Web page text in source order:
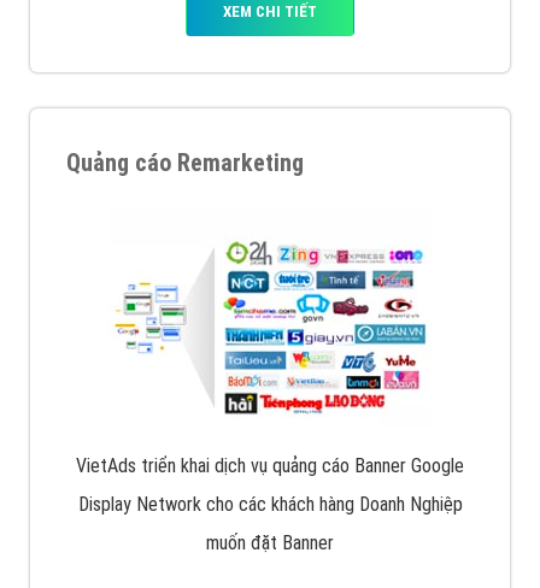
XEM CHI TIẾT
Quảng cáo Remarketing
VietAds triển khai dịch vụ quảng cáo Banner Google
Display Network cho các khách hàng Doanh Nghiệp
muốn đặt Banner